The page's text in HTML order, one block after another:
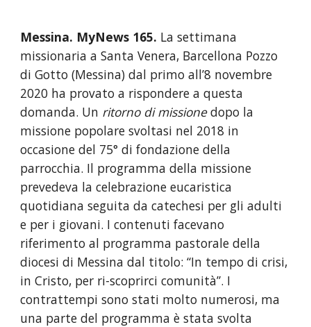
Messina. MyNews 165. La settimana
missionaria a Santa Venera, Barcellona Pozzo
di Gotto (Messina) dal primo all’8 novembre
2020 ha provato a rispondere a questa
domanda. Un ritorno di missione dopo la
missione popolare svoltasi nel 2018 in
occasione del 75° di fondazione della
parrocchia. Il programma della missione
prevedeva la celebrazione eucaristica
quotidiana seguita da catechesi per gli adulti
e per i giovani. I contenuti facevano
riferimento al programma pastorale della
diocesi di Messina dal titolo: “In tempo di crisi,
in Cristo, per ri-scoprirci comunità”. I
contrattempi sono stati molto numerosi, ma
una parte del programma è stata svolta